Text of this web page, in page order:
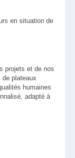
en situation de
projets et de nos
plateaux
humaines
adapté à